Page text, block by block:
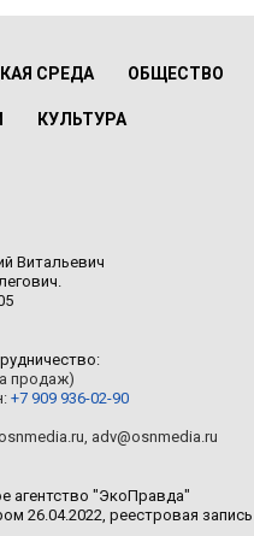
СРЕДА ОБЩЕСТВО
КУЛЬТУРА
Витальевич
продаж)
+7 909 936-02-90
, adv@osnmedia.ru
агентство "ЭкоПравда"
26.04.2022, реестровая запись